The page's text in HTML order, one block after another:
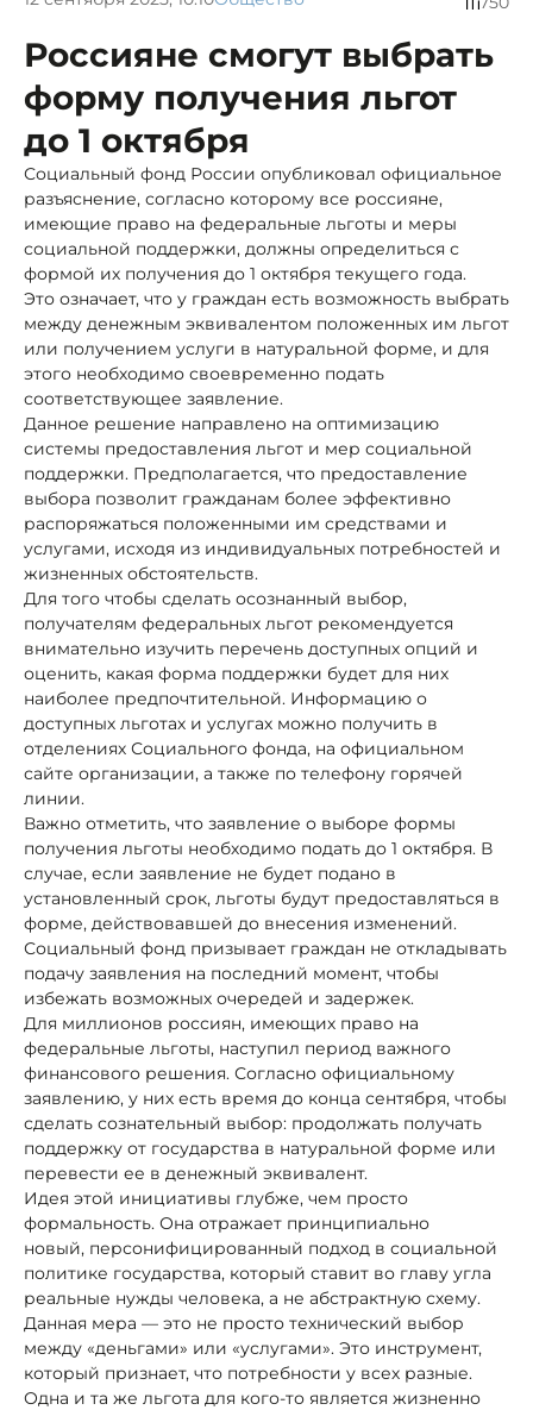
Россияне смогут выбрать
форму получения льгот
до 1 октября
Социальный фонд России опубликовал официальное
разъяснение, согласно которому все россияне,
имеющие право на федеральные льготы и меры
социальной поддержки, должны определиться с
формой их получения до 1 октября текущего года.
Это означает, что у граждан есть возможность выбрать
между денежным эквивалентом положенных им льгот
или получением услуги в натуральной форме, и для
этого необходимо своевременно подать
соответствующее заявление.
Данное решение направлено на оптимизацию
системы предоставления льгот и мер социальной
поддержки. Предполагается, что предоставление
выбора позволит гражданам более эффективно
распоряжаться положенными им средствами и
услугами, исходя из индивидуальных потребностей и
жизненных обстоятельств.
Для того чтобы сделать осознанный выбор,
получателям федеральных льгот рекомендуется
внимательно изучить перечень доступных опций и
оценить, какая форма поддержки будет для них
наиболее предпочтительной. Информацию о
доступных льготах и услугах можно получить в
отделениях Социального фонда, на официальном
сайте организации, а также по телефону горячей
линии.
Важно отметить, что заявление о выборе формы
получения льготы необходимо подать до 1 октября. В
случае, если заявление не будет подано в
установленный срок, льготы будут предоставляться в
форме, действовавшей до внесения изменений.
Социальный фонд призывает граждан не откладывать
подачу заявления на последний момент, чтобы
избежать возможных очередей и задержек.
Для миллионов россиян, имеющих право на
федеральные льготы, наступил период важного
финансового решения. Согласно официальному
заявлению, у них есть время до конца сентября, чтобы
сделать сознательный выбор: продолжать получать
поддержку от государства в натуральной форме или
перевести ее в денежный эквивалент.
Идея этой инициативы глубже, чем просто
формальность. Она отражает принципиально
новый, персонифицированный подход в социальной
политике государства, который ставит во главу угла
реальные нужды человека, а не абстрактную схему.
Данная мера — это не просто технический выбор
между «деньгами» или «услугами». Это инструмент,
который признает, что потребности у всех разные.
Одна и та же льгота для кого-то является жизненно